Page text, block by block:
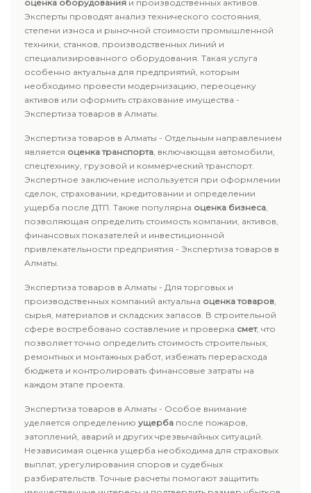
оценка оборудования и производственных активов.
Эксперты проводят анализ технического состояния,
степени износа и рыночной стоимости промышленной
техники, станков, производственных линий и
специализированного оборудования. Такая услуга
особенно актуальна для предприятий, которым
необходимо провести модернизацию, переоценку
активов или оформить страхование имущества -
Экспертиза товаров в Алматы.
Экспертиза товаров в Алматы - Отдельным направлением
является оценка транспорта, включающая автомобили,
спецтехнику, грузовой и коммерческий транспорт.
Экспертное заключение используется при оформлении
сделок, страховании, кредитовании и определении
ущерба после ДТП. Также популярна оценка бизнеса,
позволяющая определить стоимость компании, активов,
финансовых показателей и инвестиционной
привлекательности предприятия - Экспертиза товаров в
Алматы.
Экспертиза товаров в Алматы - Для торговых и
производственных компаний актуальна оценка товаров,
сырья, материалов и складских запасов. В строительной
сфере востребовано составление и проверка смет, что
позволяет точно определить стоимость строительных,
ремонтных и монтажных работ, избежать перерасхода
бюджета и контролировать финансовые затраты на
каждом этапе проекта.
Экспертиза товаров в Алматы - Особое внимание
уделяется определению ущерба после пожаров,
затоплений, аварий и других чрезвычайных ситуаций.
Независимая оценка ущерба необходима для страховых
выплат, урегулирования споров и судебных
разбирательств. Точные расчеты помогают защитить